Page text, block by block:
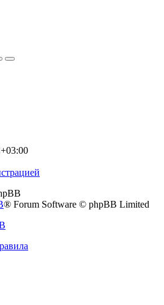
страцией
® Forum Software © phpBB Limited